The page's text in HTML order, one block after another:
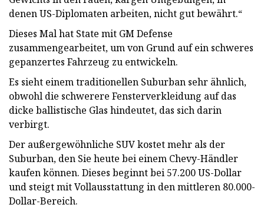
denen US-Diplomaten arbeiten, nicht gut bewährt.“
Dieses Mal hat State mit GM Defense
zusammengearbeitet, um von Grund auf ein schweres
gepanzertes Fahrzeug zu entwickeln.
Es sieht einem traditionellen Suburban sehr ähnlich,
obwohl die schwerere Fensterverkleidung auf das
dicke ballistische Glas hindeutet, das sich darin
verbirgt.
Der außergewöhnliche SUV kostet mehr als der
Suburban, den Sie heute bei einem Chevy-Händler
kaufen können. Dieses beginnt bei 57.200 US-Dollar
und steigt mit Vollausstattung in den mittleren 80.000-
Dollar-Bereich.